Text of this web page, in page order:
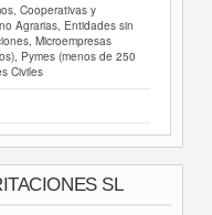
Cooperativas y
Agrarias, Entidades sin
Microempresas
Pymes (menos de 250
Civiles
SL